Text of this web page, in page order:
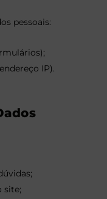
pessoais:
IP).
site;